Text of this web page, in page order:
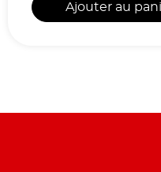
Ajouter au